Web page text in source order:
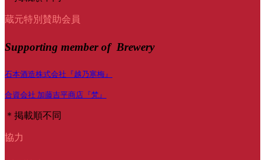
蔵元特別賛助会員
Supporting member of Brewery
石本酒造株式会社『越乃寒梅』
合資会社 加藤吉平商店『梵』
＊掲載順不同
協力